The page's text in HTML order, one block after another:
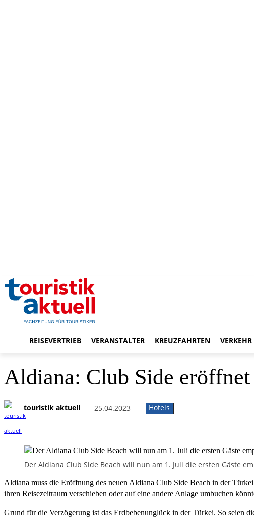
REISEVERTRIEB VERANSTALTER KREUZFAHRTEN VERKEHR
Aldiana: Club Side
touristik aktuell 25.04.2023 Hotels
Der Aldiana Club Side Beach will nun am 1. Juli die ersten Gäste
Aldiana muss die Eröffnung des neuen Aldiana Club Side Beach in der
ihren Reisezeitraum verschieben oder auf eine andere Anlage umbuchen
Grund für die Verzögerung ist das Erdbebenunglück in der Türkei. So seien